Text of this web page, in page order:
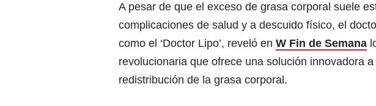
A pesar de que el exceso de grasa corporal suele
complicaciones de salud y a descuido físico, el
como el ‘Doctor Lipo’, reveló en W Fin de Semana
revolucionaria que ofrece una solución innovadora
redistribución de la grasa corporal.